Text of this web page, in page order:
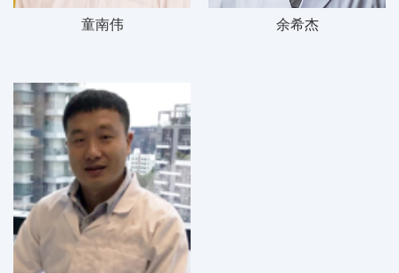
童南伟 余希杰